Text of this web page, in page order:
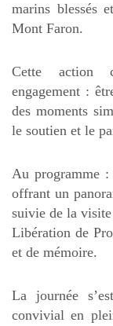
marins blessés
Mont Faron.
Cette action
engagement :
des moments
le soutien et le
Au programme :
offrant un
suivie de la
Libération de
et de mémoire.
La journée
convivial en